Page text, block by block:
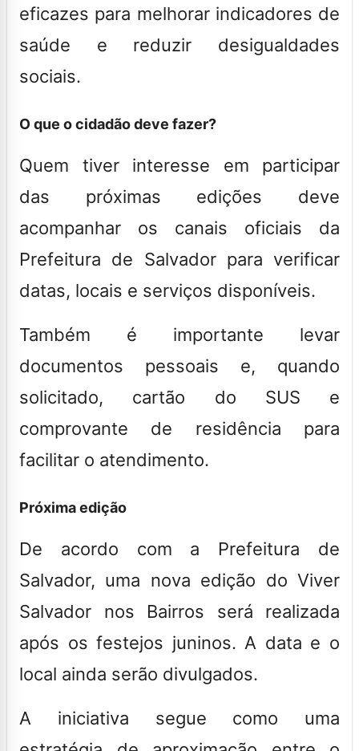
eficazes para melhorar indicadores de
saúde e reduzir desigualdades
sociais.
O que o cidadão deve fazer?
Quem tiver interesse em participar
das próximas edições deve
acompanhar os canais oficiais da
Prefeitura de Salvador para verificar
datas, locais e serviços disponíveis.
Também é importante levar
documentos pessoais e, quando
solicitado, cartão do SUS e
comprovante de residência para
facilitar o atendimento.
Próxima edição
De acordo com a Prefeitura de
Salvador, uma nova edição do Viver
Salvador nos Bairros será realizada
após os festejos juninos. A data e o
local ainda serão divulgados.
A iniciativa segue como uma